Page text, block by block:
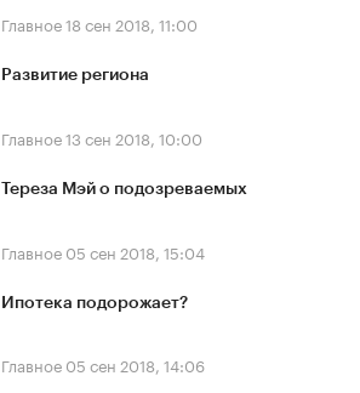
Главное18 сен 2018, 11:00
Развитие региона
Главное13 сен 2018, 10:00
Тереза Мэй о подозреваемых
Главное 05 сен 2018, 15:04
Ипотека подорожает?
Главное 05 сен 2018, 14:06